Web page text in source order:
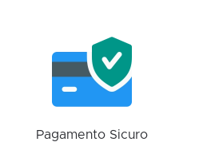
Pagamento Sicuro